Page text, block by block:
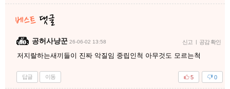
공허사냥꾼 26-06-02 13:58 신고 | 공감 확인
저지랄하는새끼들이 진짜 악질임 중립인척 아무것도 모르는척
답글 이동 0
5